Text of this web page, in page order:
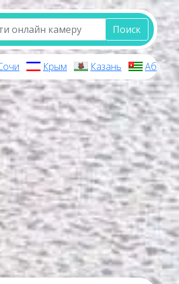
Поиск
Крым Казань